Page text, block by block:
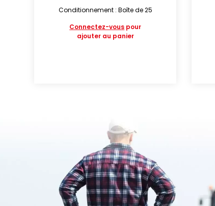
Conditionnement : Boîte de 25
Connectez-vous pour
ajouter au panier